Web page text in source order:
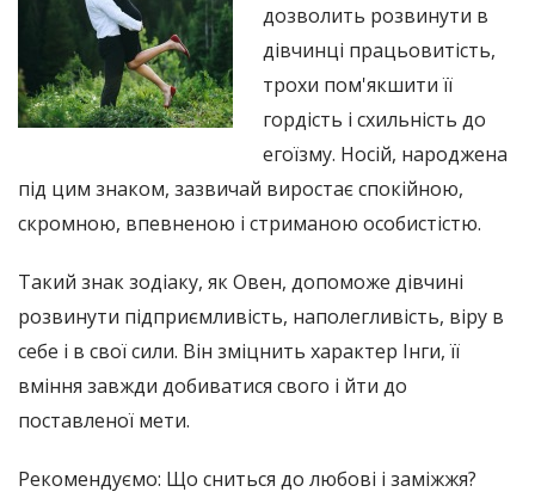
дозволить розвинути в
дівчинці працьовитість,
трохи пом'якшити її
гордість і схильність до
егоїзму. Носій, народжена
під цим знаком, зазвичай виростає спокійною,
скромною, впевненою і стриманою особистістю.
Такий знак зодіаку, як Овен, допоможе дівчині
розвинути підприємливість, наполегливість, віру в
себе і в свої сили. Він зміцнить характер Інги, її
вміння завжди добиватися свого і йти до
поставленої мети.
Рекомендуємо: Що сниться до любові і заміжжя?